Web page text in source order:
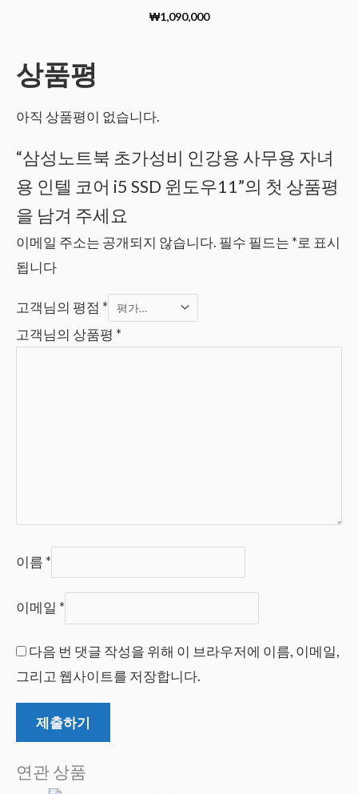
₩1,090,000
상품평
아직 상품평이 없습니다.
“삼성노트북 초가성비 인강용 사무용 자녀
용 인텔 코어 i5 SSD 윈도우11”의 첫 상품평
을 남겨 주세요
이메일 주소는 공개되지 않습니다. 필수 필드는 *로 표시
됩니다
고객님의 평점 *
고객님의 상품평 *
이름 *
이메일 *
다음 번 댓글 작성을 위해 이 브라우저에 이름, 이메일,
그리고 웹사이트를 저장합니다.
연관 상품